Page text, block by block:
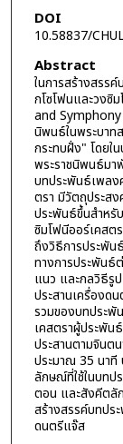
DOI
10.58837/
Abstract
ในการสร้างสรร
กโซโฟนและวง
and Symphony
นิพนธ์ในพระบาท
กระทบฝั่ง" โดยใ
พระราชนิพนธ์มา
บทประพันธ์เพลง
ตรา มีวัตถุประส
ประพันธ์ขึ้นสำหรั
ซิมโฟนีออร์เคสต
ถึงวิธีการประพัน
ทางการประพันธ์
แนว และกลวิธีรู
ประสานเครื่องด
รวมของบทประพั
เคสตราผู้ประพัน
ประสานตามจินต
ประมาณ 35 นาที
ลักษณ์ที่ใช้ในบท
ตอน และสังคีตลั
สร้างสรรค์บทปร
ดนตรีแจ๊ส